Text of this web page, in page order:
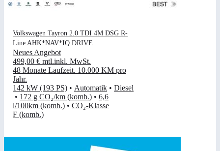
Volkswagen Tayron 2.0 TDI 4M DSG R-
Line AHK*NAV*IQ.DRIVE
Neues Angebot
499,00 € mtl.inkl. MwSt.
48 Monate Laufzeit. 10.000 KM pro
Jahr.
142 kW (193 PS) • Automatik • Diesel
• 172 g CO₂/km (komb.) • 6,6
l/100km (komb.) • CO₂-Klasse
F (komb.)